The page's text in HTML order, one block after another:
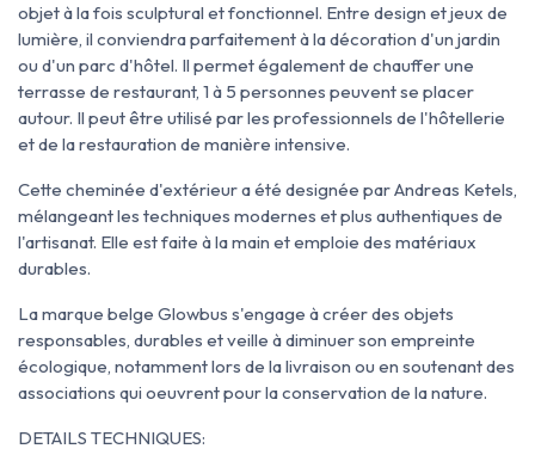
objet à la fois sculptural et fonctionnel. Entre design et jeux de
lumière, il conviendra parfaitement à la décoration d'un jardin
ou d'un parc d'hôtel. Il permet également de chauffer une
terrasse de restaurant, 1 à 5 personnes peuvent se placer
autour. Il peut être utilisé par les professionnels de l'hôtellerie
et de la restauration de manière intensive.
Cette cheminée d'extérieur a été designée par Andreas Ketels,
mélangeant les techniques modernes et plus authentiques de
l'artisanat. Elle est faite à la main et emploie des matériaux
durables.
La marque belge Glowbus s'engage à créer des objets
responsables, durables et veille à diminuer son empreinte
écologique, notamment lors de la livraison ou en soutenant des
associations qui oeuvrent pour la conservation de la nature.
DETAILS TECHNIQUES: